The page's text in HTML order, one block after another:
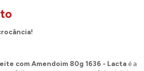
com Amendoim 80g 1636 - Lacta é a